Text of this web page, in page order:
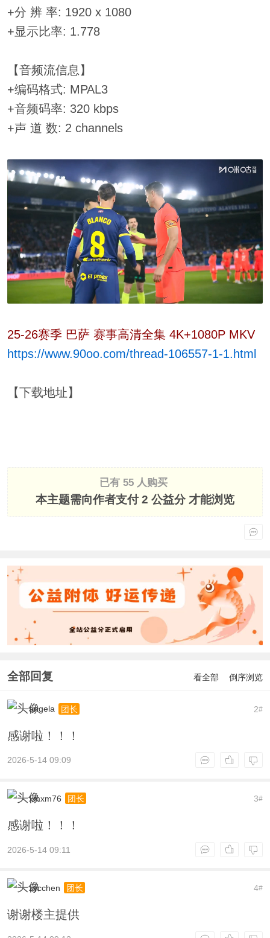
+分 辨 率: 1920 x 1080
+显示比率: 1.778
【音频流信息】
+编码格式: MPAL3
+音频码率: 320 kbps
+声 道 数: 2 channels
25-26赛季 巴萨 赛事高清全集 4K+1080P MKV
https://www.90oo.com/thread-106557-1-1.html
【下载地址】
已有 55 人购买
本主题需向作者支付2 公益分才能浏览
全部回复 看全部 倒序浏览
2#
angela 团长
感谢啦！！！
2026-5-14 09:09
3#
xmxm76 团长
感谢啦！！！
2026-5-14 09:11
4#
zycchen 团长
谢谢楼主提供